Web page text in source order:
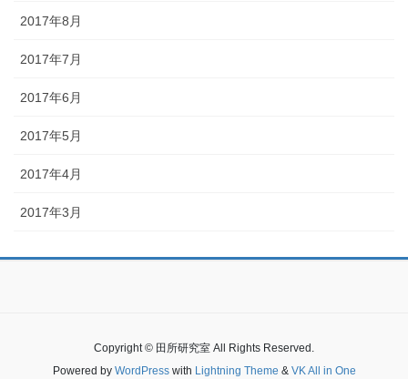
2017年8月
2017年7月
2017年6月
2017年5月
2017年4月
2017年3月
Copyright © 田所研究室 All Rights Reserved.
Powered by WordPresswith Lightning Theme & VK All in One